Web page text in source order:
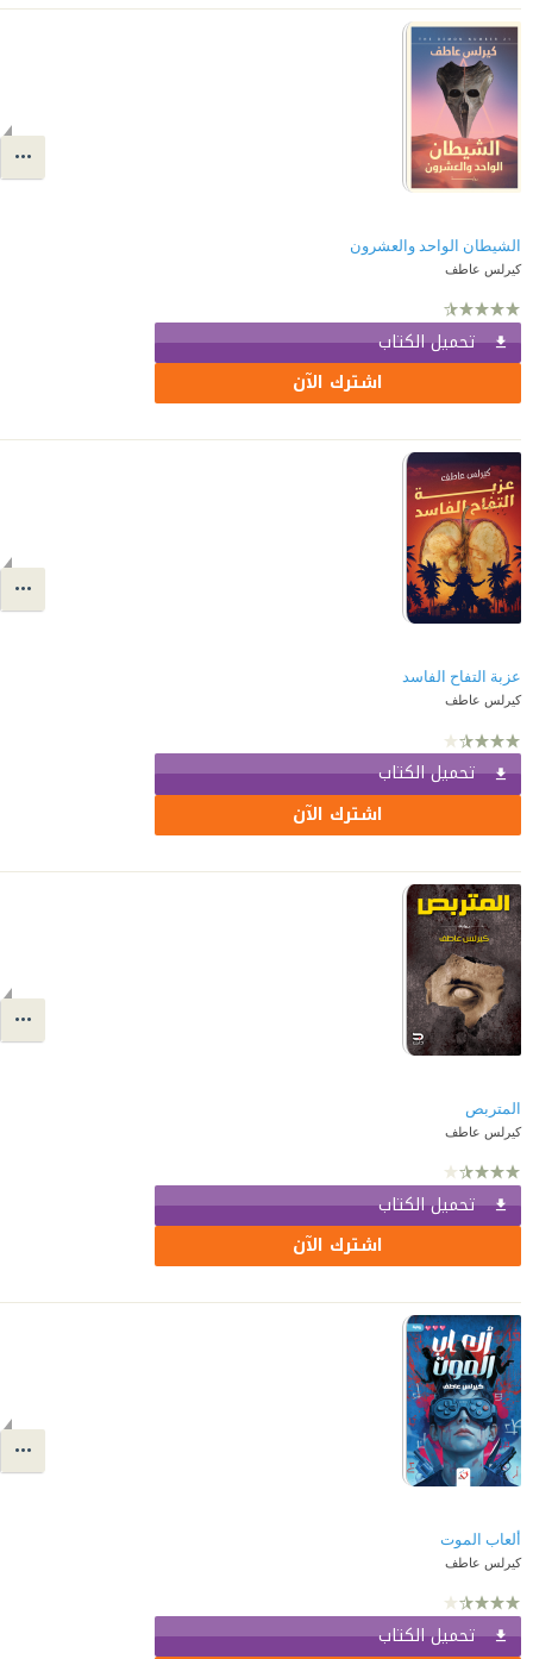
الشيطان الواحد والعشرون
كيرلس عاطف
تحميل الكتاب
اشترك الآن
عزبة التفاح الفاسد
كيرلس عاطف
تحميل الكتاب
اشترك الآن
المتربص
كيرلس عاطف
تحميل الكتاب
اشترك الآن
ألعاب الموت
كيرلس عاطف
تحميل الكتاب